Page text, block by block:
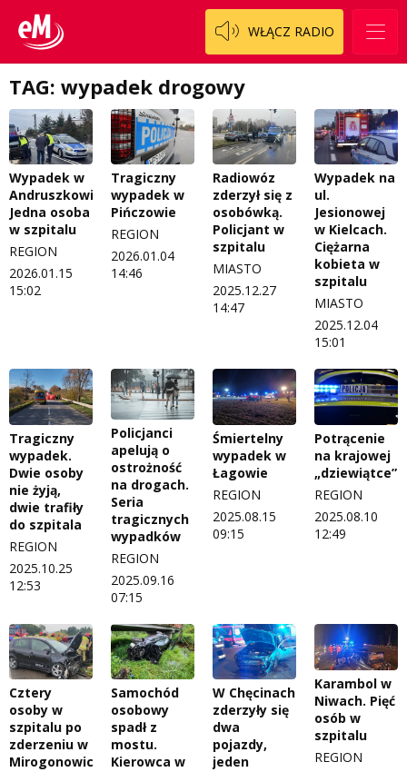
WŁĄCZ RADIO
TAG: wypadek drogowy
Wypadek w
Andruszkowicach.
Jedna osoba
w szpitalu
REGION
2026.01.15
15:02
Tragiczny
wypadek w
Pińczowie
REGION
2026.01.04
14:46
Radiowóz
zderzył się z
osobówką.
Policjant w
szpitalu
MIASTO
2025.12.27
14:47
Wypadek na
ul.
Jesionowej
w Kielcach.
Ciężarna
kobieta w
szpitalu
MIASTO
2025.12.04
15:01
Tragiczny
wypadek.
Dwie osoby
nie żyją,
dwie trafiły
do szpitala
REGION
2025.10.25
12:53
Policjanci
apelują o
ostrożność
na drogach.
Seria
tragicznych
wypadków
REGION
2025.09.16
07:15
Śmiertelny
wypadek w
Łagowie
REGION
2025.08.15
09:15
Potrącenie
na krajowej
„dziewiątce”
REGION
2025.08.10
12:49
Cztery
osoby w
szpitalu po
zderzeniu w
Mirogonowicach
Samochód
osobowy
spadł z
mostu.
Kierowca w
W Chęcinach
zderzyły się
dwa
pojazdy,
jeden
Karambol w
Niwach. Pięć
osób w
szpitalu
REGION